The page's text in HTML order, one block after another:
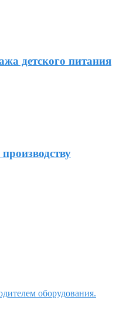
детского питания
оборудования.